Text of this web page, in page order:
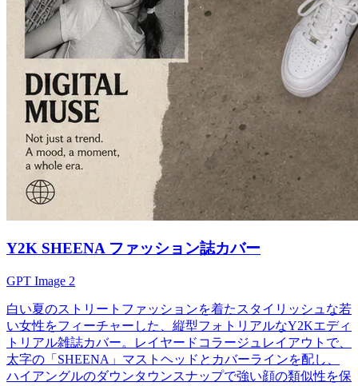
Y2K SHEENA ファッション誌カバー
GPT Image 2
白い夏のストリートファッションを着たスタイリッシュな若
い女性をフィーチャーした、縦型フォトリアルなY2Kエディ
トリアル雑誌カバー。レイヤードコラージュレイアウトで、
太字の「SHEENA」マストヘッドとカバーラインを配し、
ハイアングルのダウンタウンスナップで強い顔の類似性を保